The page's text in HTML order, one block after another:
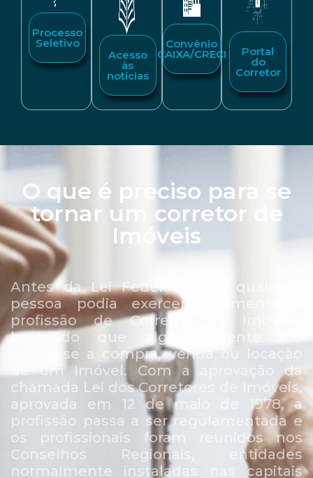
Processo
Seletivo
Acesso
às
notícias
Convênio
CAIXA/CRECI Portal
do
Corretor
O que é preciso para se
tornar um corretor de
Imóveis
Antes da Lei Federal 6.530, qualquer
pessoa podia exercer livremente a
profissão de Corretor de Imóveis,
bastando que algum cliente lhe
confiasse a compra, venda ou locação
de um Imóvel. Com a aprovação da
chamada Lei dos Corretores de Imóveis,
aprovada em 12 de maio de 1978, a
profissão passa a ser regulamentada e
os profissionais foram reunidos nos
Conselhos Regionais, entidades
normalmente instaladas nas capitais